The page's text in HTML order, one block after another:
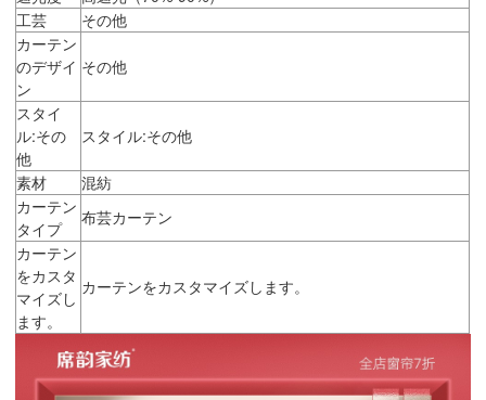
工芸
その他
カーテン
のデザイ
ン
その他
スタイ
ル:その
他
スタイル:その他
素材
混紡
カーテン
タイプ
布芸カーテン
カーテン
をカスタ
マイズし
ます。
カーテンをカスタマイズします。